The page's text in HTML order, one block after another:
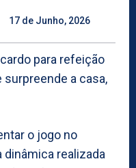
17 de Junho, 2026
para refeição
surpreende a casa,
o jogo no
dinâmica realizada